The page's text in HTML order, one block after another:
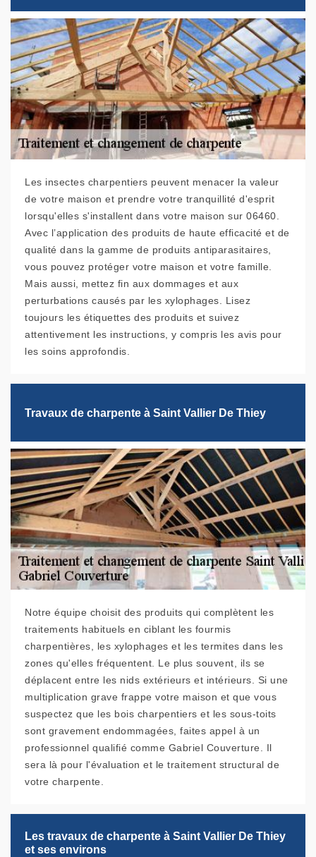
Les insectes charpentiers peuvent menacer la valeur
de votre maison et prendre votre tranquillité d'esprit
lorsqu'elles s'installent dans votre maison sur 06460.
Avec l’application des produits de haute efficacité et de
qualité dans la gamme de produits antiparasitaires,
vous pouvez protéger votre maison et votre famille.
Mais aussi, mettez fin aux dommages et aux
perturbations causés par les xylophages. Lisez
toujours les étiquettes des produits et suivez
attentivement les instructions, y compris les avis pour
les soins approfondis.
Travaux de charpente à Saint Vallier De Thiey
Notre équipe choisit des produits qui complètent les
traitements habituels en ciblant les fourmis
charpentières, les xylophages et les termites dans les
zones qu'elles fréquentent. Le plus souvent, ils se
déplacent entre les nids extérieurs et intérieurs. Si une
multiplication grave frappe votre maison et que vous
suspectez que les bois charpentiers et les sous-toits
sont gravement endommagées, faites appel à un
professionnel qualifié comme Gabriel Couverture. Il
sera là pour l'évaluation et le traitement structural de
votre charpente.
Les travaux de charpente à Saint Vallier De Thiey
et ses environs